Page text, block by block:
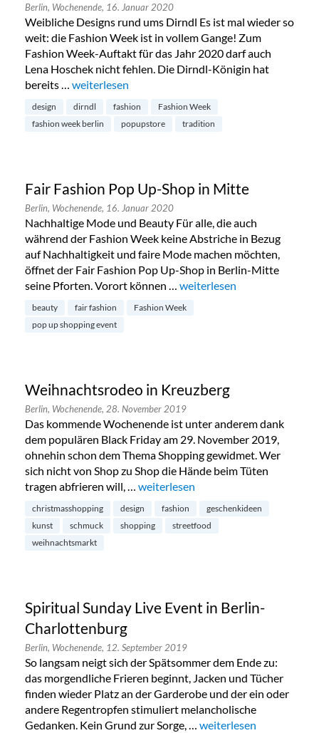
Berlin, Wochenende, 16. Januar 2020
Weibliche Designs rund ums Dirndl Es ist mal wieder so
weit: die Fashion Week ist in vollem Gange! Zum
Fashion Week-Auftakt für das Jahr 2020 darf auch
Lena Hoschek nicht fehlen. Die Dirndl-Königin hat
bereits … „Lena Hoschek Pop Up Store Berlin“
weiterlesen
design dirndl fashion
Fashion Week
fashion week berlin
popupstore tradition
Fair Fashion Pop Up-Shop in Mitte
Berlin, Wochenende, 16. Januar 2020
Nachhaltige Mode und Beauty Für alle, die auch
während der Fashion Week keine Abstriche in Bezug
auf Nachhaltigkeit und faire Mode machen möchten,
öffnet der Fair Fashion Pop Up-Shop in Berlin-Mitte
seine Pforten. Vorort können … „Fair Fashion Pop Up-Shop
weiterlesen
beauty fair fashion
Fashion Week
pop up shopping event
Weihnachtsrodeo in Kreuzberg
Berlin, Wochenende, 28. November 2019
Das kommende Wochenende ist unter anderem dank
dem populären Black Friday am 29. November 2019,
ohnehin schon dem Thema Shopping gewidmet. Wer
sich nicht von Shop zu Shop die Hände beim Tüten
tragen abfrieren will, … „Weihnachtsrodeo in Kreuzberg“
weiterlesen
christmasshopping design fashion
geschenkideen
kunst
schmuck shopping
streetfood
weihnachtsmarkt
Spiritual Sunday Live Event in Berlin-
Charlottenburg
Berlin, Wochenende, 12. September 2019
So langsam neigt sich der Spätsommer dem Ende zu:
das morgendliche Frieren beginnt, Jacken und Tücher
finden wieder Platz an der Garderobe und der ein oder
andere Regentropfen stimuliert melancholische
Gedanken. Kein Grund zur Sorge, … „Spiritual Sunday Live
weiterlesen